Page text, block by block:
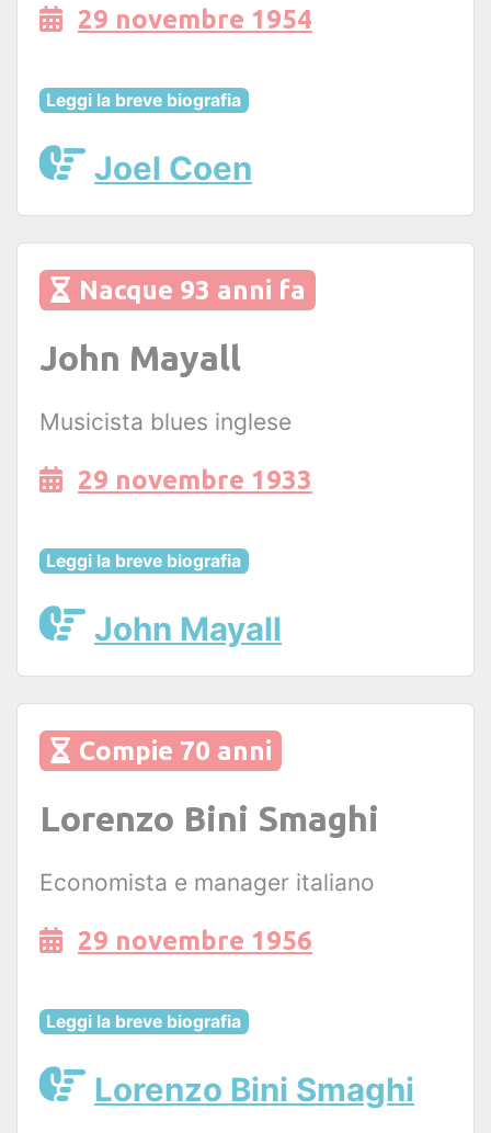
29 novembre 1954
Leggi la breve biografia
Joel Coen
Nacque 93 anni fa
John Mayall
Musicista blues inglese
29 novembre 1933
Leggi la breve biografia
John Mayall
Compie 70 anni
Lorenzo Bini Smaghi
Economista e manager italiano
29 novembre 1956
Leggi la breve biografia
Lorenzo Bini Smaghi